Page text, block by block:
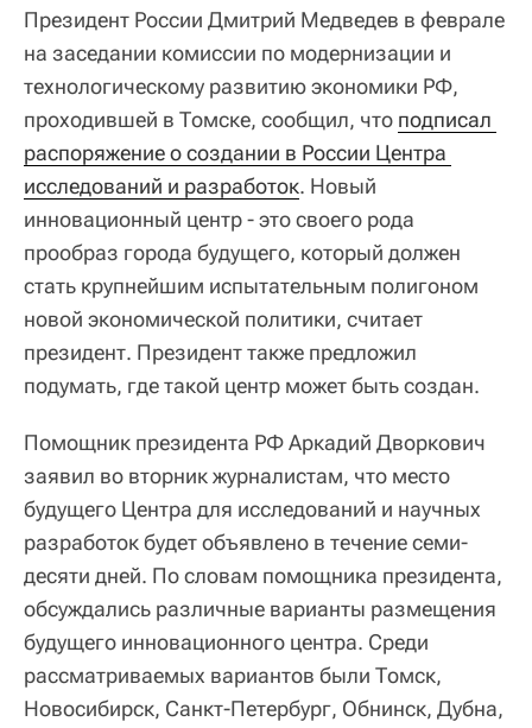
Президент России Дмитрий Медведев в феврале
на заседании комиссии по модернизации и
технологическому развитию экономики РФ,
проходившей в Томске, сообщил, что подписал
распоряжение о создании в России Центра
исследований и разработок. Новый
инновационный центр - это своего рода
прообраз города будущего, который должен
стать крупнейшим испытательным полигоном
новой экономической политики, считает
президент. Президент также предложил
подумать, где такой центр может быть создан.
Помощник президента РФ Аркадий Дворкович
заявил во вторник журналистам, что место
будущего Центра для исследований и научных
разработок будет объявлено в течение семи-
десяти дней. По словам помощника президента,
обсуждались различные варианты размещения
будущего инновационного центра. Среди
рассматриваемых вариантов были Томск,
Новосибирск, Санкт-Петербург, Обнинск, Дубна,